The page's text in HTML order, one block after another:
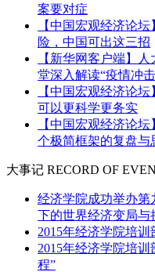
案要对症
【中国宏观经济论
险，中国可出这三招
【新华网客户端】
堂深入解读“疫情冲
【中国宏观经济论
可以更科学更务实
【中国宏观经济论
个极简框架的复盘与
大事记 RECORD OF
经济学院成功举办第
下的世界经济变局与
2015年经济学院培
2015年经济学院培
程”